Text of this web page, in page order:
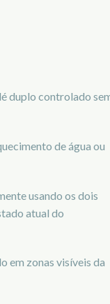
duplo controlado
de água ou
usando os dois
atual do
em zonas visíveis da